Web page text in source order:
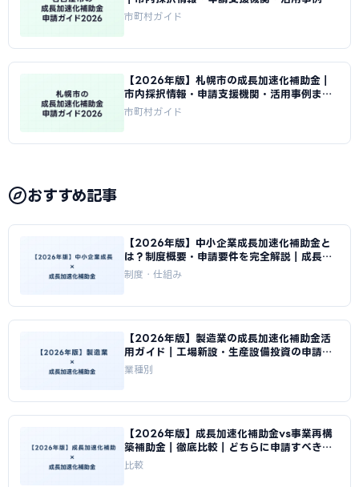
とめ｜成長加速化補助金ナビ
市町村ガイド
【2026年版】札幌市の成長加速化補助金｜
市内採択情報・申請支援機関・活用事例まと
め｜成長加速化補助金ナビ
市町村ガイド
おすすめ記事
【2026年版】中小企業成長加速化補助金と
は？制度概要・申請要件を完全解説｜成長加
速化補助金ナビ
制度・仕組み
【2026年版】製造業の成長加速化補助金活
用ガイド｜工場新設・生産設備投資の申請戦
略｜成長加速化補助金ナビ
業種別
【2026年版】成長加速化補助金vs事業再構
築補助金｜徹底比較｜どちらに申請すべきか
｜成長加速化補助金ナビ
比較